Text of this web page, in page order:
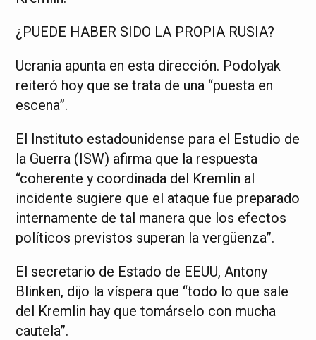
¿PUEDE HABER SIDO LA PROPIA RUSIA?
Ucrania apunta en esta dirección. Podolyak
reiteró hoy que se trata de una “puesta en
escena”.
El Instituto estadounidense para el Estudio de
la Guerra (ISW) afirma que la respuesta
“coherente y coordinada del Kremlin al
incidente sugiere que el ataque fue preparado
internamente de tal manera que los efectos
políticos previstos superan la vergüenza”.
El secretario de Estado de EEUU, Antony
Blinken, dijo la víspera que “todo lo que sale
del Kremlin hay que tomárselo con mucha
cautela”.